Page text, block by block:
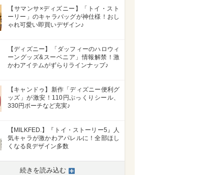
【サマンサ×ディズニー】「トイ・スト
ーリー」のキャラバッグが神仕様！おし
ゃれ可愛い即買いデザイン♪
【ディズニー】「ダッフィーのハロウィ
ーングッズ&スーベニア」情報解禁！激
かわアイテムがずらりラインナップ♪
【キャンドゥ】新作「ディズニー便利グ
ッズ」が激安！110円ぷっくりシール、
330円ポーチなど充実♪
【MILKFED.】『トイ・ストーリー5』人
気キャラが激かわアパレルに！全部ほし
くなる良デザイン多数
続きを読み込む